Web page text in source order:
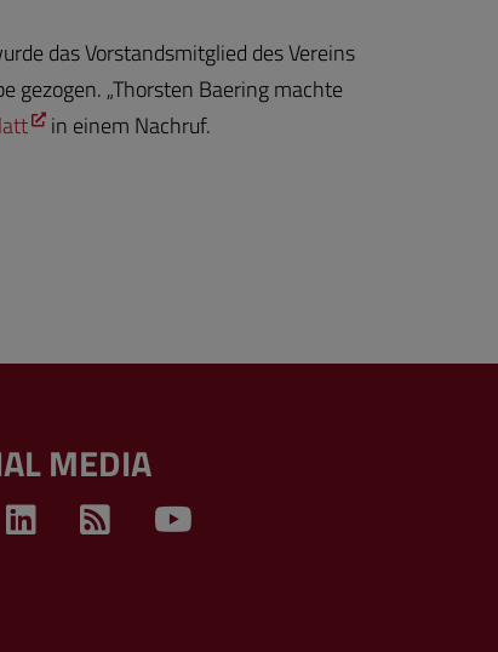
das Vorstandsmitglied des Vereins
gezogen. „Thorsten Baering machte
in einem Nachruf.
MEDIA